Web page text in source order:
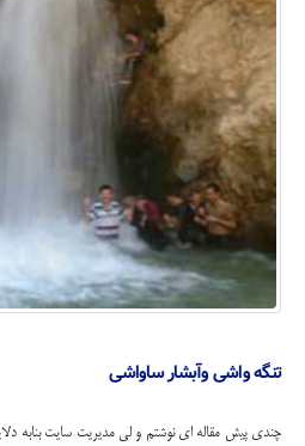
تنگه واشی وآبشار ساواشی
چندی پیش مقاله ای نوشتم و لی مدیریت سایت بنابه